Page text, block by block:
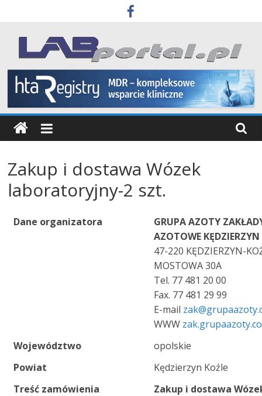
to
content
Labportal
Laboratoria
Aparatura
Badania
Zakup i dostawa Wózek
laboratoryjny-2 szt.
Dane organizatora
GRUPA AZOTY
AZOTOWE KĘDZIERZYN
47-220 KĘDZIERZYN-
MOSTOWA 30A
Tel. 77 481 20 00
Fax. 77 481 29 99
E-mail
WWW
Województwo
opolskie
Powiat
Kędzierzyn Koźle
Treść zamówienia
Zakup i dostawa